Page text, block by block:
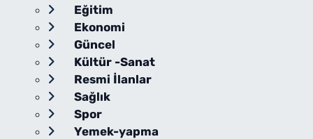
Eğitim
Ekonomi
Güncel
Kültür -Sanat
Resmi İlanlar
Sağlık
Spor
Yemek-yapma